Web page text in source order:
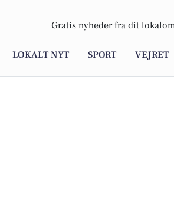
Gratis nyheder fra dit
LOKALT NYT SPORT VEJRET